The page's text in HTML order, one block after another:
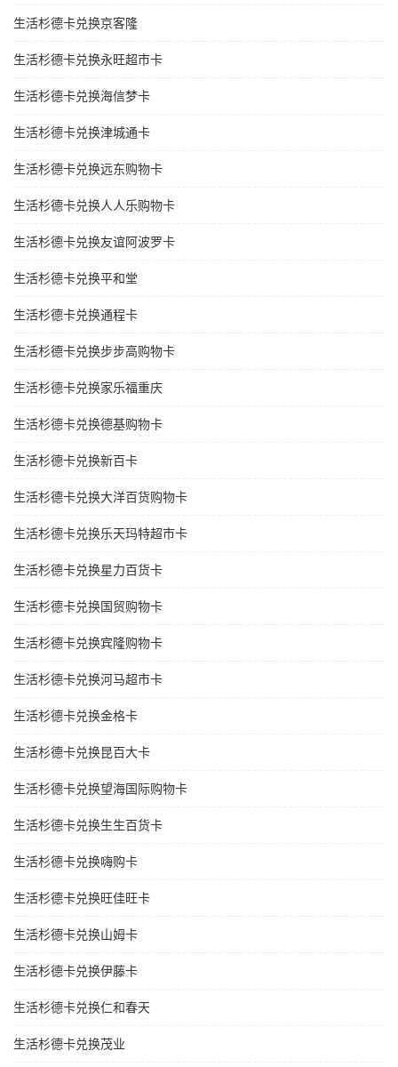
生活杉德卡兑换京客隆
生活杉德卡兑换永旺超市卡
生活杉德卡兑换海信梦卡
生活杉德卡兑换津城通卡
生活杉德卡兑换远东购物卡
生活杉德卡兑换人人乐购物卡
生活杉德卡兑换友谊阿波罗卡
生活杉德卡兑换平和堂
生活杉德卡兑换通程卡
生活杉德卡兑换步步高购物卡
生活杉德卡兑换家乐福重庆
生活杉德卡兑换德基购物卡
生活杉德卡兑换新百卡
生活杉德卡兑换大洋百货购物卡
生活杉德卡兑换乐天玛特超市卡
生活杉德卡兑换星力百货卡
生活杉德卡兑换国贸购物卡
生活杉德卡兑换宾隆购物卡
生活杉德卡兑换河马超市卡
生活杉德卡兑换金格卡
生活杉德卡兑换昆百大卡
生活杉德卡兑换望海国际购物卡
生活杉德卡兑换生生百货卡
生活杉德卡兑换嗨购卡
生活杉德卡兑换旺佳旺卡
生活杉德卡兑换山姆卡
生活杉德卡兑换伊藤卡
生活杉德卡兑换仁和春天
生活杉德卡兑换茂业